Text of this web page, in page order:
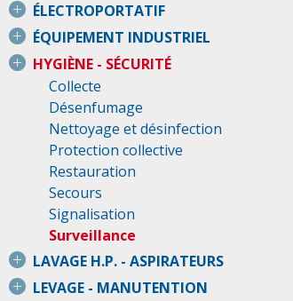
ÉLECTROPORTATIF
ÉQUIPEMENT INDUSTRIEL
HYGIÈNE - SÉCURITÉ
Collecte
Désenfumage
Nettoyage et désinfection
Protection collective
Restauration
Secours
Signalisation
Surveillance
LAVAGE H.P. - ASPIRATEURS
LEVAGE - MANUTENTION